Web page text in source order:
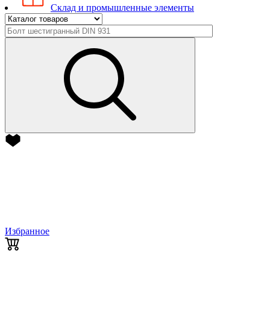
Склад и промышленные элементы
Избранное